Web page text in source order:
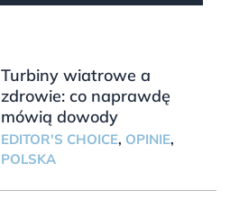
Turbiny wiatrowe a
zdrowie: co naprawdę
mówią dowody
EDITOR'S CHOICE, OPINIE,
POLSKA